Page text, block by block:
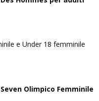
e Under 18 femminile
Olimpico Femminile